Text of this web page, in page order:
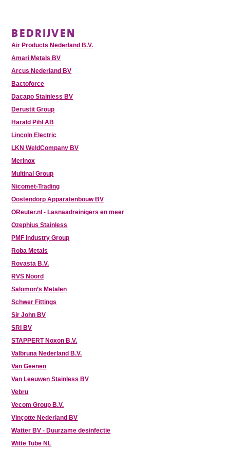
BEDRIJVEN
Air Products Nederland B.V.
Amari Metals BV
Arcus Nederland BV
Bactoforce
Dacapo Stainless BV
Derustit Group
Harald Pihl AB
Lincoln Electric
LKN WeldCompany BV
Merinox
Multinal Group
Nicomet-Trading
Oostendorp Apparatenbouw BV
OReuter.nl - Lasnaadreinigers en meer
Ozephius Stainless
PMF Industry Group
Roba Metals
Rovasta B.V.
RVS Noord
Salomon’s Metalen
Schwer Fittings
Sir John BV
SRI BV
STAPPERT Noxon B.V.
Valbruna Nederland B.V.
Van Geenen
Van Leeuwen Stainless BV
Vebru
Vecom Group B.V.
Vinçotte Nederland BV
Watter BV - Duurzame desinfectie
Witte Tube NL